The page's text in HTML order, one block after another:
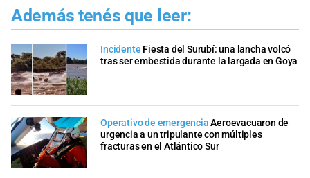
Además tenés que leer:
Incidente Fiesta del Surubí: una lancha volcó
tras ser embestida durante la largada en Goya
Operativo de emergencia Aeroevacuaron de
urgencia a un tripulante con múltiples
fracturas en el Atlántico Sur